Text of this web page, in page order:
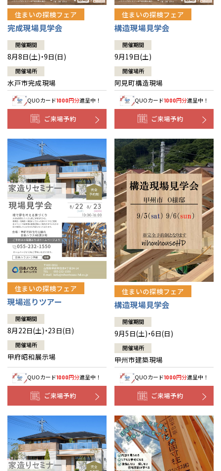
住まいの探検フェア
完成現場見学会
開催期間
8月8日(土)・9日(日)
開催場所
水戸市完成現場
QUOカード1000円分進呈中！
ご来場予約
住まいの探検フェア
構造現場見学会
開催期間
9月19日(土)
開催場所
阿見町構造現場
QUOカード1000円分進呈中！
ご来場予約
住まいの探検フェア
現場巡りツアー
開催期間
8月22日(土)・23日(日)
開催場所
甲府昭和展示場
QUOカード1000円分進呈中！
ご来場予約
住まいの探検フェア
構造現場見学会
開催期間
9月5日(土)・6日(日)
開催場所
甲州市建築現場
QUOカード1000円分進呈中！
ご来場予約